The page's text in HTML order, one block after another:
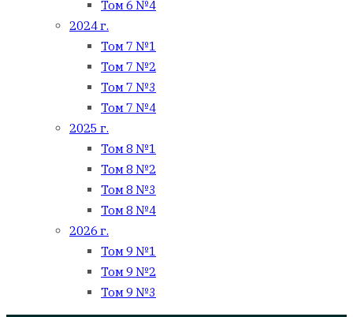
Том 6 №4
2024 г.
Том 7 №1
Том 7 №2
Том 7 №3
Том 7 №4
2025 г.
Том 8 №1
Том 8 №2
Том 8 №3
Том 8 №4
2026 г.
Том 9 №1
Том 9 №2
Том 9 №3